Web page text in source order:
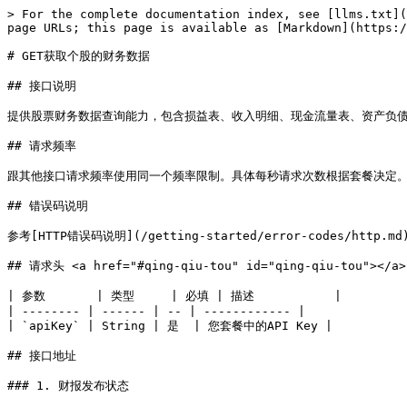
> For the complete documentation index, see [llms.txt](https://docs.infoway.io/llms.txt). Markdown versions of documentation pages are available by appending `.md` to page URLs; this page is available as [Markdown](https://docs.infoway.io/rest-api/basic-info/get-stock-financial-data.md).

# GET获取个股的财务数据

## 接口说明

提供股票财务数据查询能力，包含损益表、收入明细、现金流量表、资产负债表、估值统计指标、股息指标、派息记录、财报数据共 8 类财务数据。

## 请求频率

跟其他接口请求频率使用同一个频率限制。具体每秒请求次数根据套餐决定。可以参考[接口限制说明](/getting-started/api-limitation.md)

## 错误码说明

参考[HTTP错误码说明](/getting-started/error-codes/http.md)

## 请求头 <a href="#qing-qiu-tou" id="qing-qiu-tou"></a>

| 参数       | 类型     | 必填 | 描述           |
| -------- | ------ | -- | ------------ |
| `apiKey` | String | 是  | 您套餐中的API Key |

## 接口地址

### 1. 财报发布状态

#### 接口地址

基本路径：`/common/basic/financial/earning_status` 完整路径：`https://data.infoway.io/common/basic/financial/earning_status`

#### 请求参数

| 参数名    | 类型     | 必填 | 描述                                                                         | 示例值       |
| ------ | ------ | -- | -------------------------------------------------------------------------- | --------- |
| symbol | String | 是  | 标的代码                                                                       | AAPL.US   |
| type   | String | 是  | 标的类型：STOCK\_US / STOCK\_CN / STOCK\_HK / STOCK\_JP / STOCK\_IN / STOCK\_KS | STOCK\_US |

#### 请求示例

```
GET https://data.infoway.io/common/basic/financial/earning_status?symbol=AAPL.US&type=STOCK_US
```

#### 返回示例

```json
{
  "ret": 200,
  "msg": "success",
  "traceId": "403a9a4c-5409-408b-9c57-5e633c8652c4",
  "data": {
    "symbol": "AAPL.US",
    "latestReportedPeriod": "2026-Q2",
    "latestReportedTime": "2026-07-08T16:05:16",
    "latestEpsActual": 2.0100,
    "latestRevenueActual": 111184000000.00,
    "nextPeriod": "2026-Q3",
    "nextEpsEstimate": 1.8522,
    "nextRevenueEstimate": 106233517738.00
  }
}
```

#### 返回字段说明

| 字段名                  | 类型      | 描述                                                        |
| -------------------- | ------- | --------------------------------------------------------- |
| symbol               | string  | 标的代码（用户传入格式）                                              |
| latestReportedPeriod | string  | 最新已发布的报告期，如 `2026-Q1`；港股等半年报市场可能为 `2025-H2`；无已发布记录时为 null |
| latestReportedTime   | string  | 最新一期财报的发布检测时间（系统检测到发布并落库的时间，最多滞后一个同步周期，非交易所公告时间）          |
| latestEpsActual      | decimal | 最新已发布期的 EPS 实际值                                           |
| latestRevenueActual  | decimal | 最新已发布期的收入实际值                                              |
| nextPeriod           | string  | 下一期待发布的报告期，如 `2026-Q2`；无待发布记录时为 null                      |
| nextEpsEstimate      | decimal | 下一期的 EPS 市场预期值                                            |
| nextRevenueEstimate  | decimal | 下一期的收入市场预期值                                               |

#### 说明

* 报告期到期次粒度（如 `2026-Q3`），不提供具体发布日期。
* 判断"某标的财报是否已发布"：比较 `latestReportedPeriod` 是否为关注的报告期。
* 标的不存在或无任何财报数据时 `data` 为 null。

### 2. 损益表（利润表